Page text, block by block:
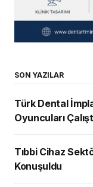
SON YAZILAR
Türk Dental
Oyuncuları
Tıbbi Cihaz
Konuşuldu